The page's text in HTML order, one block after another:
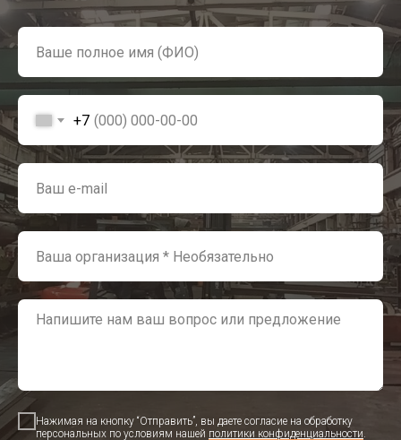
+7
Нажимая на кнопку “Отправить”, вы даете согласие на обработку
персональных по условиям нашей политики конфиденциальности.